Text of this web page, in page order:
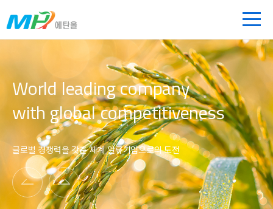
World leading company
with global competitiveness
글로벌 경쟁력을 갖춘 세계 일류기업으로의 도전